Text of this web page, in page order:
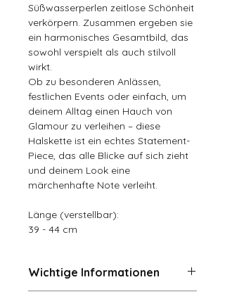
Süßwasserperlen zeitlose Schönheit
verkörpern. Zusammen ergeben sie
ein harmonisches Gesamtbild, das
sowohl verspielt als auch stilvoll
wirkt.
Ob zu besonderen Anlässen,
festlichen Events oder einfach, um
deinem Alltag einen Hauch von
Glamour zu verleihen – diese
Halskette ist ein echtes Statement-
Piece, das alle Blicke auf sich zieht
und deinem Look eine
märchenhafte Note verleiht.
Länge (verstellbar):
39 - 44 cm
Wichtige Informationen